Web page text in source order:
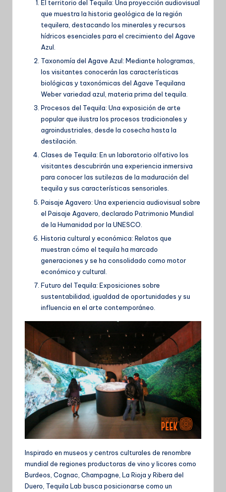
El territorio del Tequila: Una proyección audiovisual
que muestra la historia geológica de la región
tequilera, destacando los minerales y recursos
hídricos esenciales para el crecimiento del Agave
Azul.
Taxonomía del Agave Azul: Mediante hologramas,
los visitantes conocerán las características
biológicas y taxonómicas del Agave Tequilana
Weber variedad azul, materia prima del tequila.
Procesos del Tequila: Una exposición de arte
popular que ilustra los procesos tradicionales y
agroindustriales, desde la cosecha hasta la
destilación.
Clases de Tequila: En un laboratorio olfativo los
visitantes descubrirán una experiencia inmersiva
para conocer las sutilezas de la maduración del
tequila y sus características sensoriales.
Paisaje Agavero: Una experiencia audiovisual sobre
el Paisaje Agavero, declarado Patrimonio Mundial
de la Humanidad por la UNESCO.
Historia cultural y económica: Relatos que
muestran cómo el tequila ha marcado
generaciones y se ha consolidado como motor
económico y cultural.
Futuro del Tequila: Exposiciones sobre
sustentabilidad, igualdad de oportunidades y su
influencia en el arte contemporáneo.
Inspirado en museos y centros culturales de renombre
mundial de regiones productoras de vino y licores como
Burdeos, Cognac, Champagne, La Rioja y Ribera del
Duero, Tequila Lab busca posicionarse como un